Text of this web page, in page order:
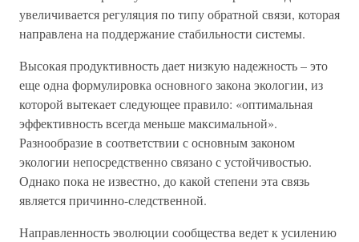
увеличивается регуляция по типу обратной связи, которая
направлена на поддержание стабильности системы.
Высокая продуктивность дает низкую надежность – это
еще одна формулировка основного закона экологии, из
которой вытекает следующее правило: «оптимальная
эффективность всегда меньше максимальной».
Разнообразие в соответствии с основным законом
экологии непосредственно связано с устойчивостью.
Однако пока не известно, до какой степени эта связь
является причинно-следственной.
Направленность эволюции сообщества ведет к усилению